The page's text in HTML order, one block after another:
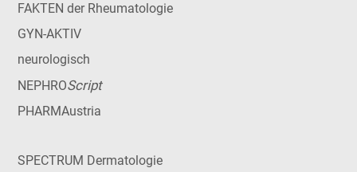
FAKTEN der Rheumatologie
GYN-AKTIV
neurologisch
NEPHROScript
PHARMAustria
SPECTRUM Dermatologie